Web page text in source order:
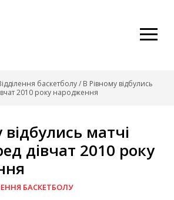
баскетболу/ В Рівному відбулись
2010 року народження
відбулись матчі
дівчат 2010 року
БАСКЕТБОЛУ